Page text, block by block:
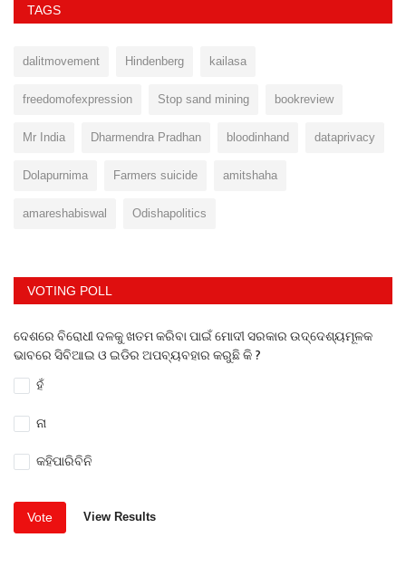
TAGS
dalitmovement Hindenberg kailasa
freedomofexpression Stop sand mining bookreview
Mr India Dharmendra Pradhan bloodinhand dataprivacy
Dolapurnima Farmers suicide amitshaha
amareshabiswal Odishapolitics
VOTING POLL
ଦେଶରେ ବିରୋଧୀ ଦଳକୁ ଖତମ କରିବା ପାଇଁ ମୋଦୀ ସରକାର ଉଦ୍ଦେଶ୍ୟମୂଳକ
ଭାବରେ ସିବିଆଇ ଓ ଇଡିର ଅପବ୍ୟବହାର କରୁଛି କି ?
ହଁ
ନା
କହିପାରିବିନି
Vote View Results